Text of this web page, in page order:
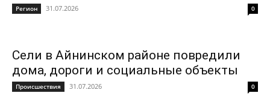
Регион 31.07.2026 0
Сели в Айнинском районе повредили
дома, дороги и социальные объекты
Происшествия 31.07.2026 0